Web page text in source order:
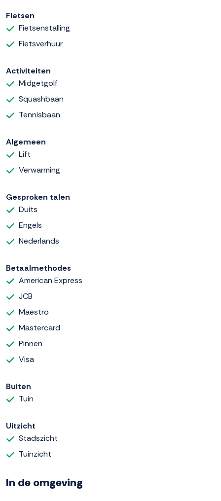
Fietsen
Fietsenstalling
Fietsverhuur
Activiteiten
Midgetgolf
Squashbaan
Tennisbaan
Algemeen
Lift
Verwarming
Gesproken talen
Duits
Engels
Nederlands
Betaalmethodes
American Express
JCB
Maestro
Mastercard
Pinnen
Visa
Buiten
Tuin
Uitzicht
Stadszicht
Tuinzicht
In de omgeving